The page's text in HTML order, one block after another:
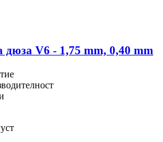
дюза V6 -​ 1,75 mm, 0,40 mm